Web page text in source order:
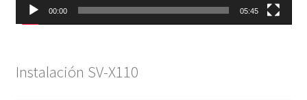
00:00 05:45
Instalación SV-X110